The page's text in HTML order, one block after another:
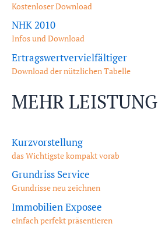
Kostenloser Download
NHK 2010
Infos und Download
Ertragswertvervielfältiger
Download der nützlichen Tabelle
MEHR LEISTUNG
Kurzvorstellung
das Wichtigste kompakt vorab
Grundriss Service
Grundrisse neu zeichnen
Immobilien Exposee
einfach perfekt präsentieren